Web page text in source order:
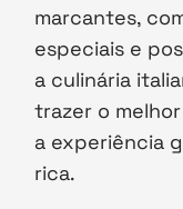
marcantes,
especiais e
a culinária
trazer o
a experiência
rica.